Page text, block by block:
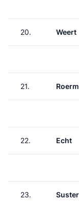
20. Weert
21.
22. Echt
23.